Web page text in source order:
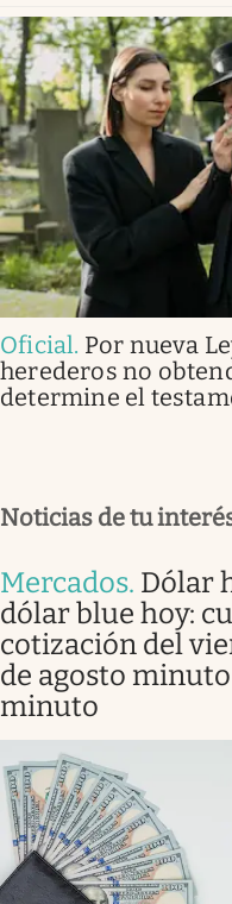
Oficial. Por nueva
herederos no
determine el
Noticias de tu
Mercados. Dólar
dólar blue hoy:
cotización del
de agosto
minuto